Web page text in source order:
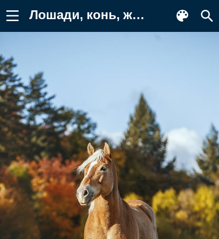
Лошади, конь, животные, луг, лес Картинка на телефон